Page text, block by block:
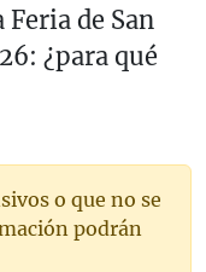
Feria de San
¿para qué
o que no se
podrán